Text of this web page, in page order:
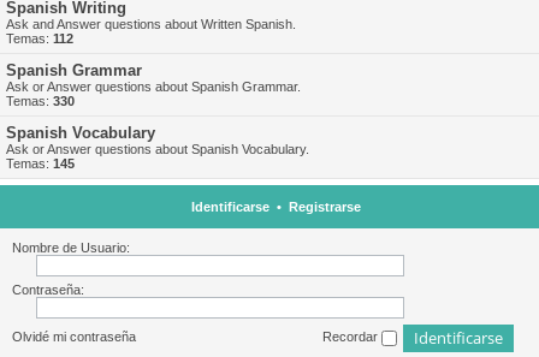
Spanish Writing
Ask and Answer questions about Written Spanish.
Temas: 112
Spanish Grammar
Ask or Answer questions about Spanish Grammar.
Temas: 330
Spanish Vocabulary
Ask or Answer questions about Spanish Vocabulary.
Temas: 145
Identificarse• Registrarse
Nombre de Usuario:
Contraseña:
Olvidé mi contraseña Recordar